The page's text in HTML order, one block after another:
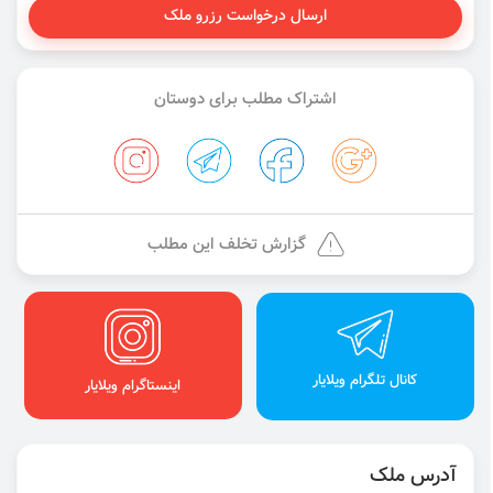
ارسال درخواست رزرو ملک
اشتراک مطلب برای دوستان
گزارش تخلف این مطلب
کانال تلگرام ویلایار اینستاگرام ویلایار
آدرس ملک